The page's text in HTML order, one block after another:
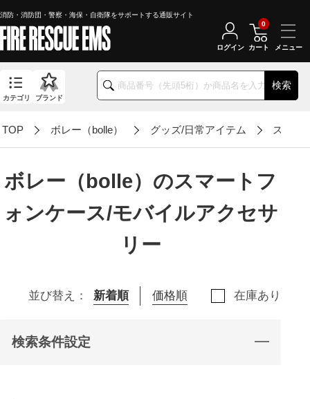
消防・消防団・警察・海保・自衛隊をサポートする通販サイト
検索
カテゴリ ブランド
ログイン カート
0
TOP ボレー（bolle） グッズ/日常アイテム スマー
ボレー（bolle）のスマートフ
ォンケース/モバイルアクセサ
リー
並び替え： 新着順 価格順 在庫あり
検索条件設定